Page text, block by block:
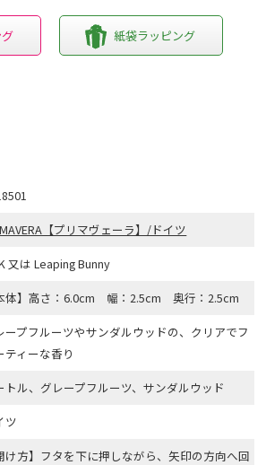
紙袋ラッピング
【プリマヴェーラ】/ドイツ
又は Leaping Bunny
体】高さ：6.0cm 幅：2.5cm 奥行：2.5cm
ープフルーツやサンダルウッドの、クリアでフ
ティーな香り
トル、グレープフルーツ、サンダルウッド
ツ
け方】フタを下に押しながら、矢印の方向へ回